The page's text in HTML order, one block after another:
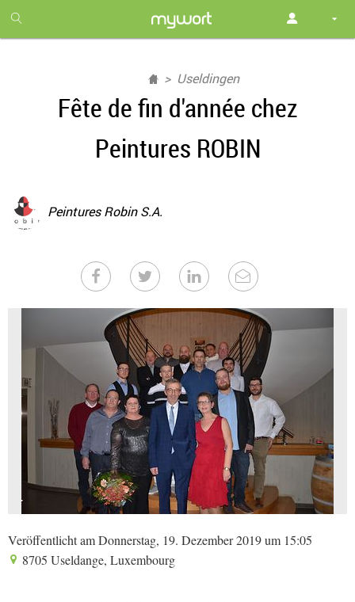
month
free
Useldingen
Fête de fin d'année chez
Peintures ROBIN
Peintures Robin S.A.
Veröffentlicht am Donnerstag, 19. Dezember 2019 um 15:05
8705 Useldange, Luxembourg